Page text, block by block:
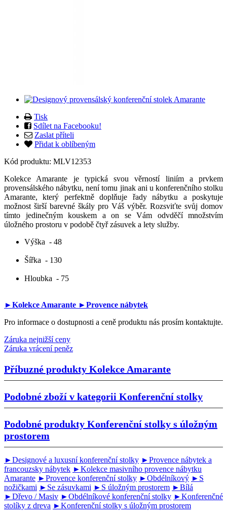
Tisk
Sdílet na Facebooku!
Zaslat příteli
Přidat k oblíbeným
Kód produktu: MLV12353
Kolekce Amarante je typická svou věrností liniím a prvkem
provensálského nábytku, není tomu jinak ani u konferenčního stolku
Amarante, který perfektně doplňuje řady nábytku a poskytuje
možnost širší barevné škály pro Váš výběr. Rozsviťte svůj domov
tímto jedinečným kouskem a on se Vám odvděčí množstvím
úložného prostoru v podobě čtyř zásuvek a lety služby.
Výška - 48
Šířka - 130
Hloubka - 75
►Kolekce Amarante ►Provence nábytek
Pro informace o dostupnosti a ceně produktu nás prosím kontaktujte.
Záruka nejnižší ceny
Záruka vrácení peněz
Příbuzné produkty Kolekce Amarante
Podobné zboží v kategorii Konferenční stolky
Podobné produkty Konferenční stolky s úložným
prostorem
►Designové a luxusní konferenční stolky ►Provence nábytek a
francouzsky nábytek ►Kolekce masivního provence nábytku
Amarante ►Provence konferenční stolky ►Obdélníkový ►S
nožičkami ►Se zásuvkami ►S úložným prostorem ►Bílá
►Dřevo / Masiv ►Obdélníkové konferenční stolky ►Konferenčné
stolíky z dreva ►Konferenční stolky s úložným prostorem